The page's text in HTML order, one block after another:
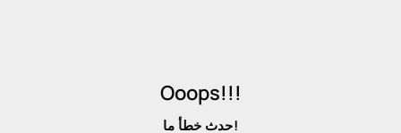
Ooops!!!
حدث خطأ ما!